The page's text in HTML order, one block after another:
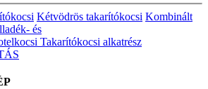
Kétvödrös takarítókocsi Kombinált
és
Takarítókocsi alkatrész